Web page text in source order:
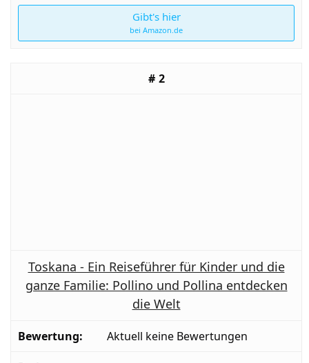
Gibt's hier
bei Amazon.de
2
Toskana - Ein Reiseführer für Kinder und die
ganze Familie: Pollino und Pollina entdecken
die Welt
Aktuell keine Bewertungen